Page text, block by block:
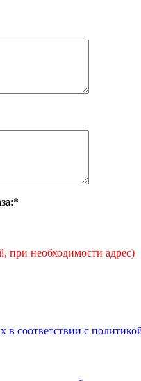
при необходимости адрес)
в соответствии с